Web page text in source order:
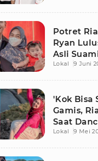
Potret
Ryan
Asli
Lokal 9 Juni
'Kok Bisa
Gamis,
Saat
Dalam Air
Lokal 9 Mei